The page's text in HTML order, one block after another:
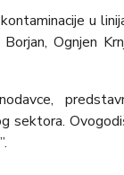
u
Ognjen
sektora.